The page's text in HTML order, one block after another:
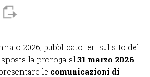
2026, pubblicato ieri sul sito del
la proroga al 31 marzo 2026
le comunicazioni di